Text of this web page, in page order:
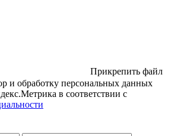
Прикрепить файл
и обработку персональных данных
в соответствии с